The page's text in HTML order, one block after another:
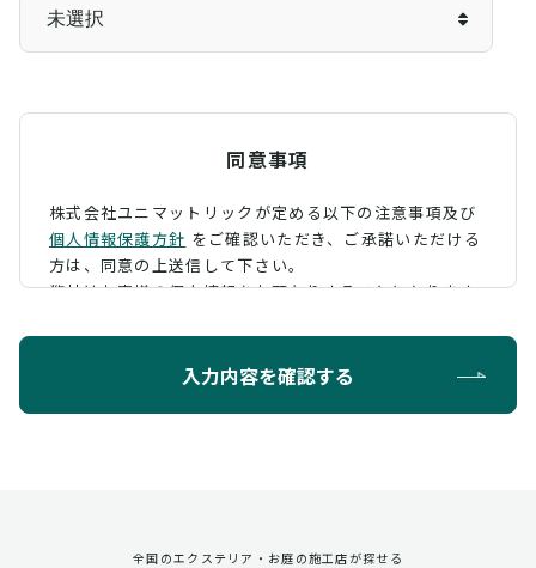
同意事項
株式会社ユニマットリックが定める以下の注意事項及び
個人情報保護方針 をご確認いただき、 ご承諾いただける
方は、同意の上送信して下さい。
弊社はお客様の個人情報をお預かりすることになります
ように定め、保護に努めております。
入力内容を確認する
全国のエクステリア・お庭の施工店が探せる